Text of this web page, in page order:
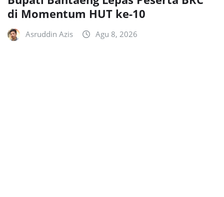
di Momentum HUT ke-10
Asruddin Azis Agu 8, 2026